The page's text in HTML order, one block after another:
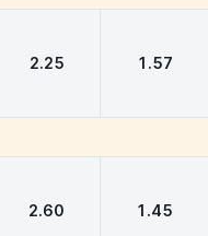
2.25 1.57
2.60 1.45